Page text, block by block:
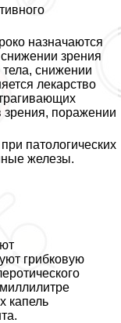
назначаются
зрения
тела, снижении
лекарство
зрения, поражении
патологических
железы.
грибковую
капель